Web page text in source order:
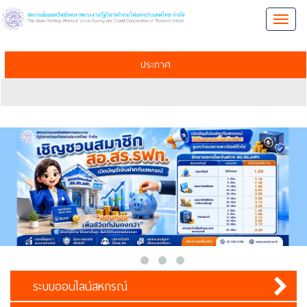
ประกาศ
ระบบออนไลน์สหกรณ์